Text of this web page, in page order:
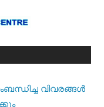
വിവരങ്ങള്‍